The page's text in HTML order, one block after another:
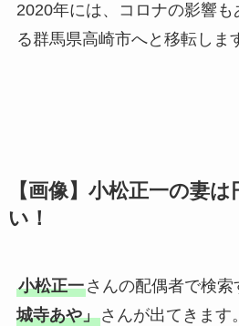
2020年には、コロナの影響
る群馬県高崎市へと移転しま
【画像】小松正一の妻
い！
小松正一さんの配偶者で検
城寺あや」さんが出てきます。